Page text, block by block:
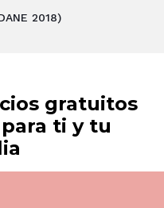
2018)
gratuitos
ti y tu